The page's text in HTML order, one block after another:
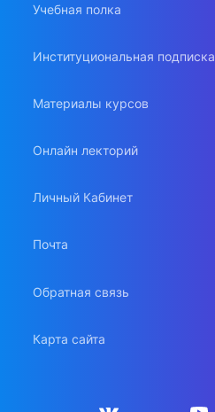
Учебная полка
Институциональная подписка
Материалы курсов
Онлайн лекторий
Личный Кабинет
Почта
Обратная связь
Карта сайта